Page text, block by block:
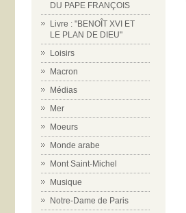
DU PAPE FRANÇOIS
Livre : "BENOÎT XVI ET
LE PLAN DE DIEU"
Loisirs
Macron
Médias
Mer
Moeurs
Monde arabe
Mont Saint-Michel
Musique
Notre-Dame de Paris